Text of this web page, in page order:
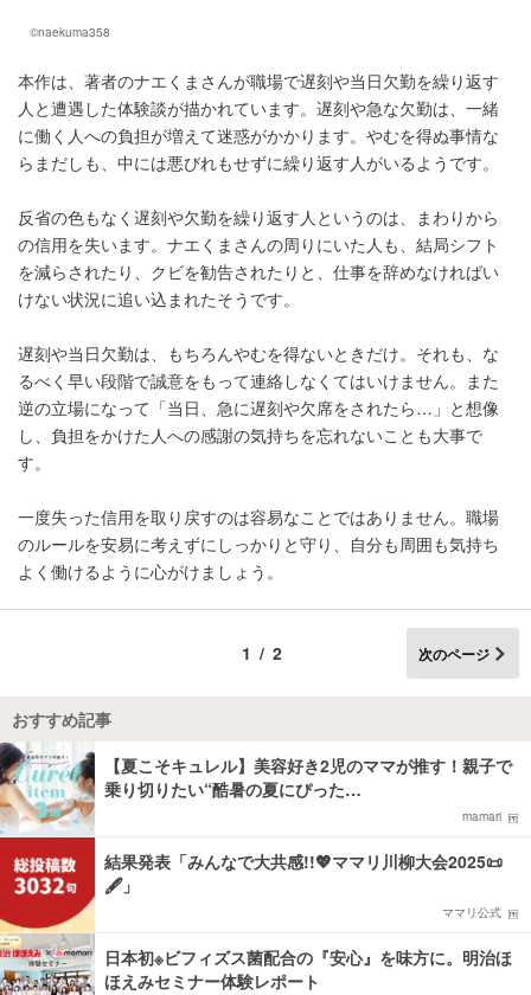
©naekuma358
本作は、著者のナエくまさんが職場で遅刻や当日欠勤を繰り返す
人と遭遇した体験談が描かれています。遅刻や急な欠勤は、一緒
に働く人への負担が増えて迷惑がかかります。やむを得ぬ事情な
らまだしも、中には悪びれもせずに繰り返す人がいるようです。
反省の色もなく遅刻や欠勤を繰り返す人というのは、まわりから
の信用を失います。ナエくまさんの周りにいた人も、結局シフト
を減らされたり、クビを勧告されたりと、仕事を辞めなければい
けない状況に追い込まれたそうです。
遅刻や当日欠勤は、もちろんやむを得ないときだけ。それも、な
るべく早い段階で誠意をもって連絡しなくてはいけません。また
逆の立場になって「当日、急に遅刻や欠席をされたら…」と想像
し、負担をかけた人への感謝の気持ちを忘れないことも大事で
す。
一度失った信用を取り戻すのは容易なことではありません。職場
のルールを安易に考えずにしっかりと守り、自分も周囲も気持ち
よく働けるように心がけましょう。
1/2 次のページ
おすすめ記事
【夏こそキュレル】美容好き2児のママが推す！親子で
乗り切りたい“酷暑の夏にぴった…
mamari
結果発表「みんなで大共感!!💖ママリ川柳大会2025📜
🖋️」
ママリ公式
日本初※ビフィズス菌配合の『安心』を味方に。明治ほ
ほえみセミナー体験レポート